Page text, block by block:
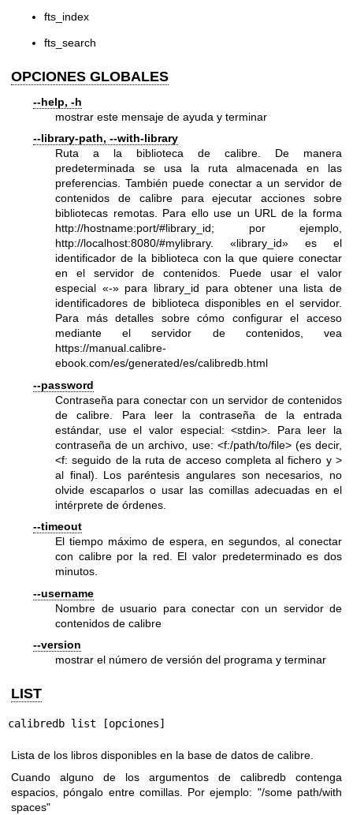
fts_index
fts_search
OPCIONES GLOBALES
--help, -h
mostrar este mensaje de ayuda y terminar
--library-path, --with-library
Ruta a la biblioteca de calibre. De manera
predeterminada se usa la ruta almacenada en las
preferencias. También puede conectar a un servidor de
contenidos de calibre para ejecutar acciones sobre
bibliotecas remotas. Para ello use un URL de la forma
http://hostname:port/#library_id; por ejemplo,
http://localhost:8080/#mylibrary. «library_id» es el
identificador de la biblioteca con la que quiere conectar
en el servidor de contenidos. Puede usar el valor
especial «-» para library_id para obtener una lista de
identificadores de biblioteca disponibles en el servidor.
Para más detalles sobre cómo configurar el acceso
mediante el servidor de contenidos, vea
https://manual.calibre-
ebook.com/es/generated/es/calibredb.html
--password
Contraseña para conectar con un servidor de contenidos
de calibre. Para leer la contraseña de la entrada
estándar, use el valor especial: <stdin>. Para leer la
contraseña de un archivo, use: <f:/path/to/file> (es decir,
<f: seguido de la ruta de acceso completa al fichero y >
al final). Los paréntesis angulares son necesarios, no
olvide escaparlos o usar las comillas adecuadas en el
intérprete de órdenes.
--timeout
El tiempo máximo de espera, en segundos, al conectar
con calibre por la red. El valor predeterminado es dos
minutos.
--username
Nombre de usuario para conectar con un servidor de
contenidos de calibre
--version
mostrar el número de versión del programa y terminar
LIST
calibredb list [opciones]
Lista de los libros disponibles en la base de datos de calibre.
Cuando alguno de los argumentos de calibredb contenga
espacios, póngalo entre comillas. Por ejemplo: "/some path/with
spaces"